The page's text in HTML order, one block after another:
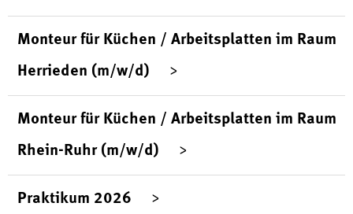
Monteur für Küchen / Arbeitsplatten im Raum
Herrieden (m/w/d)
Monteur für Küchen / Arbeitsplatten im Raum
Rhein-Ruhr (m/w/d)
Praktikum 2026